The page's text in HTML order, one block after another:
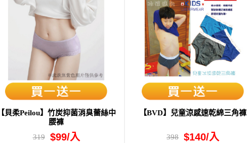
【貝柔Peilou】竹炭抑菌消臭蕾絲中
腰褲
319
$99/入
【BVD】兒童涼感速乾綿三角褲
398 $140/入